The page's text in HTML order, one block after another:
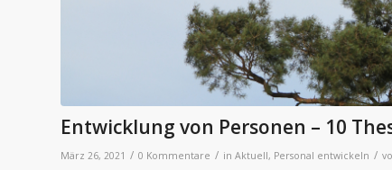
Entwicklung von Personen – 10
März 26, 2021 / 0 Kommentare / in Aktuell, Personal entwickeln /